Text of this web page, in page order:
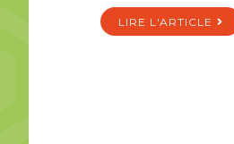
LIRE L'ARTICLE